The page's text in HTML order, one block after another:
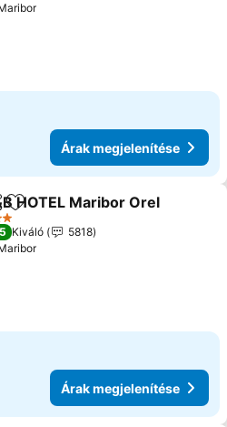
Árak megjelenítése
Hozzáadás a kedvencekhez
HOTEL Maribor Orel
Kiváló
5818
Árak megjelenítése